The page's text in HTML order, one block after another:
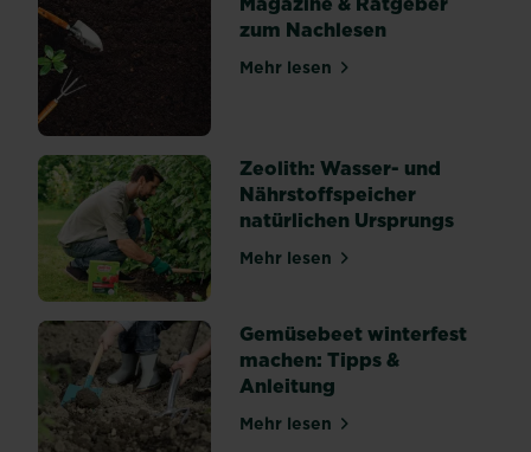
über
deine
Pflanzen
und
her.
In
vielen
Fällen
können
gesamte
Jungpflanzen
von
den...
zum Nachlesen
Mehr lesenüber Magazine & Ratgeber
Zeolith: Wasser- und
Nährstoffspeicher
natürlichen Ursprungs
Mehr lesenüber Zeolith: Wasser- und
Gemüsebeet winterfest
machen: Tipps &
Anleitung
Mehr lesenüber Gemüsebeet